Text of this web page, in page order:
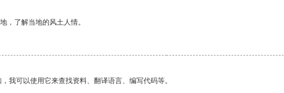
，了解当地的风土人情。
我可以使用它来查找资料、翻译语言、编写代码等。